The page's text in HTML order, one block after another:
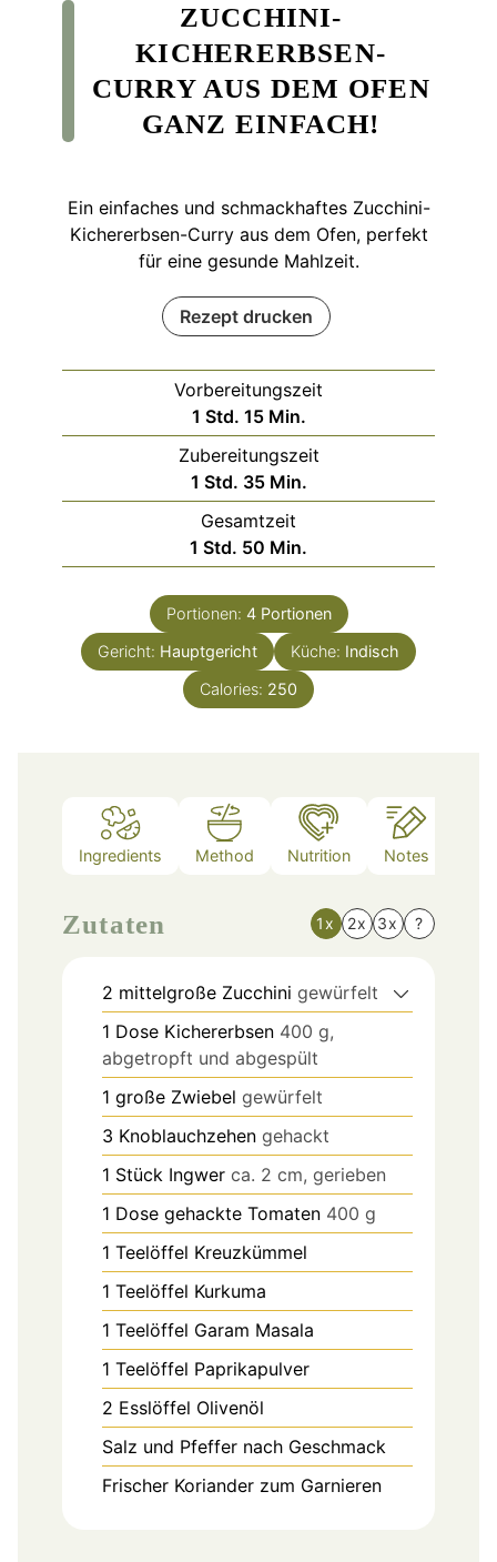
ZUCCHINI-
KICHERERBSEN-
CURRY AUS DEM OFEN
GANZ EINFACH!
Ein einfaches und schmackhaftes Zucchini-
Kichererbsen-Curry aus dem Ofen, perfekt
für eine gesunde Mahlzeit.
Rezept drucken
Vorbereitungszeit
1 Stunde
Std. 15Minuten
Min.
Zubereitungszeit
1 Stunde
Std. 35Minuten
Min.
Gesamtzeit
1 Stunde
Std. 50 Minuten
Min.
Portionen: 4 Portionen
Gericht: Hauptgericht Küche: Indisch
Calories: 250
Ingredients Method Nutrition Notes
Zutaten 1x 2x 3x ?
2 mittelgroße Zucchini gewürfelt
1 Dose Kichererbsen 400 g,
abgetropft und abgespült
1 große Zwiebel gewürfelt
3 Knoblauchzehen gehackt
1 Stück Ingwer ca. 2 cm, gerieben
1 Dose gehackte Tomaten 400 g
1 Teelöffel Kreuzkümmel
1 Teelöffel Kurkuma
1 Teelöffel Garam Masala
1 Teelöffel Paprikapulver
2 Esslöffel Olivenöl
Salz und Pfeffer nach Geschmack
Frischer Koriander zum Garnieren